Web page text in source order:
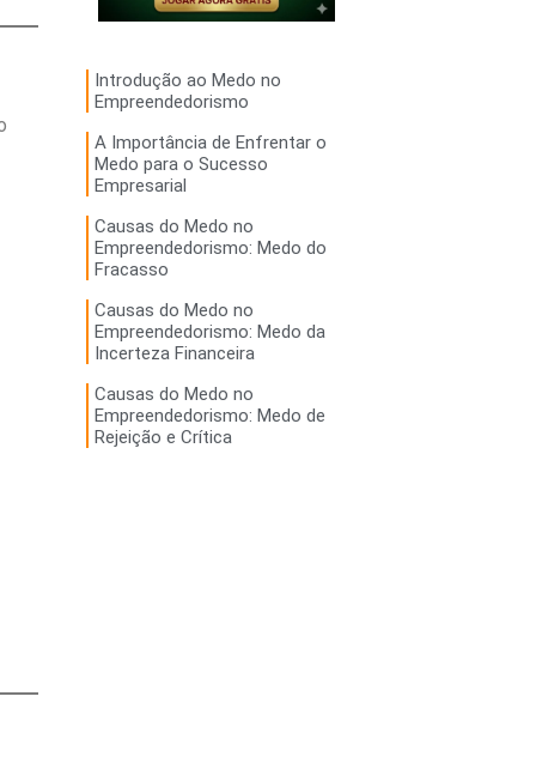
Introdução ao Medo no
Empreendedorismo
A Importância de Enfrentar o
Medo para o Sucesso
Empresarial
Causas do Medo no
Empreendedorismo: Medo do
Fracasso
Causas do Medo no
Empreendedorismo: Medo da
Incerteza Financeira
Causas do Medo no
Empreendedorismo: Medo de
Rejeição e Crítica